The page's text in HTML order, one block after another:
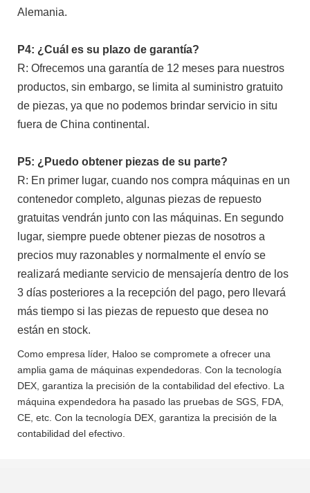
Alemania.
P4: ¿Cuál es su plazo de garantía?
R: Ofrecemos una garantía de 12 meses para nuestros
productos, sin embargo, se limita al suministro gratuito
de piezas, ya que no podemos brindar servicio in situ
fuera de China continental.
P5: ¿Puedo obtener piezas de su parte?
R: En primer lugar, cuando nos compra máquinas en un
contenedor completo, algunas piezas de repuesto
gratuitas vendrán junto con las máquinas. En segundo
lugar, siempre puede obtener piezas de nosotros a
precios muy razonables y normalmente el envío se
realizará mediante servicio de mensajería dentro de los
3 días posteriores a la recepción del pago, pero llevará
más tiempo si las piezas de repuesto que desea no
están en stock.
Como empresa líder, Haloo se compromete a ofrecer una
amplia gama de máquinas expendedoras. Con la tecnología
DEX, garantiza la precisión de la contabilidad del efectivo. La
máquina expendedora ha pasado las pruebas de SGS, FDA,
CE, etc. Con la tecnología DEX, garantiza la precisión de la
contabilidad del efectivo.